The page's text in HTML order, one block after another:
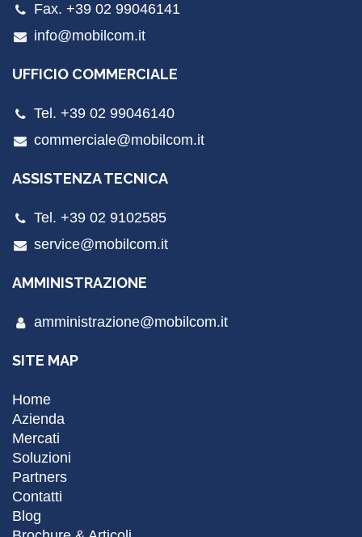
Fax. +39 02 99046141
info@mobilcom.it
UFFICIO COMMERCIALE
Tel. +39 02 99046140
commerciale@mobilcom.it
ASSISTENZA TECNICA
Tel. +39 02 9102585
service@mobilcom.it
AMMINISTRAZIONE
amministrazione@mobilcom.it
SITE MAP
Home
Azienda
Mercati
Soluzioni
Partners
Contatti
Blog